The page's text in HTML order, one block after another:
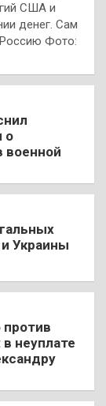
США и
денег. Сам
Россию Фото:
о
военной
Украины
против
неуплате